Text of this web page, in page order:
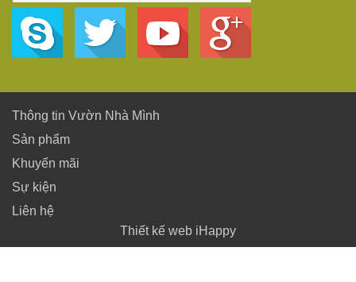
Thông tin Vườn Nhà Mình
Sản phẩm
Khuyến mãi
Sự kiện
Liên hệ
Thiết kế web iHappy